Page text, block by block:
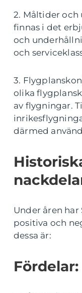
2. Måltider och
finnas i det
och
och
3.
olika
av flygningar.
därmed
Under åren har
positiva och
dessa är:
Fördelar: